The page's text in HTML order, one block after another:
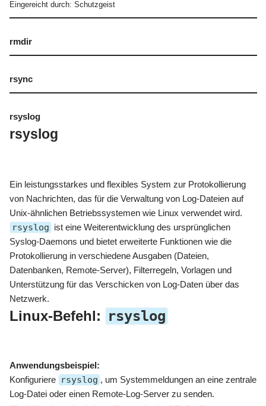
Eingereicht durch: Schutzgeist
rmdir
rsync
rsyslog
rsyslog
Ein leistungsstarkes und flexibles System zur Protokollierung
von Nachrichten, das für die Verwaltung von Log-Dateien auf
Unix-ähnlichen Betriebssystemen wie Linux verwendet wird.
rsyslog ist eine Weiterentwicklung des ursprünglichen
Syslog-Daemons und bietet erweiterte Funktionen wie die
Protokollierung in verschiedene Ausgaben (Dateien,
Datenbanken, Remote-Server), Filterregeln, Vorlagen und
Unterstützung für das Verschicken von Log-Daten über das
Netzwerk.
Linux-Befehl: rsyslog
Anwendungsbeispiel:
Konfiguriere rsyslog , um Systemmeldungen an eine zentrale
Log-Datei oder einen Remote-Log-Server zu senden.